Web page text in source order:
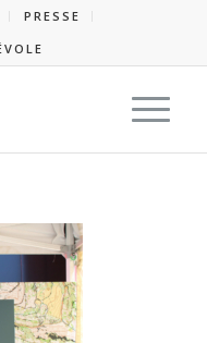
PRESSE